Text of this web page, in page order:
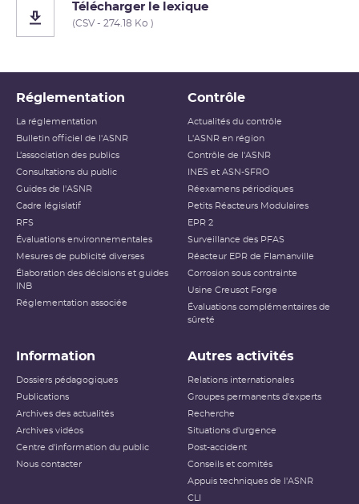
Télécharger le lexique
(CSV - 274.18 Ko )
Réglementation
La réglementation
Bulletin officiel de l'ASNR
L’association des publics
Consultations du public
Guides de l'ASNR
Cadre législatif
RFS
Évaluations environnementales
Mesures de publicité diverses
Élaboration des décisions et guides
INB
Réglementation associée
Contrôle
Actualités du contrôle
L'ASNR en région
Contrôle de l'ASNR
INES et ASN-SFRO
Réexamens périodiques
Petits Réacteurs Modulaires
EPR 2
Surveillance des PFAS
Réacteur EPR de Flamanville
Corrosion sous contrainte
Usine Creusot Forge
Évaluations complémentaires de
sûreté
Information
Dossiers pédagogiques
Publications
Archives des actualités
Archives vidéos
Centre d'information du public
Nous contacter
Autres activités
Relations internationales
Groupes permanents d'experts
Recherche
Situations d'urgence
Post-accident
Conseils et comités
Appuis techniques de l'ASNR
CLI